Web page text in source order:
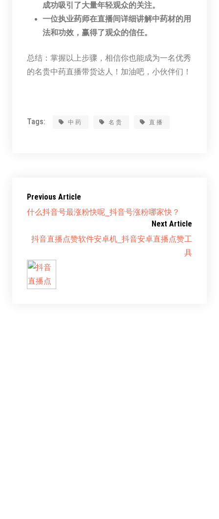
成功吸引了大量年轻观众的关注。
一位执业药师在直播间详细讲解中药材的用
法和功效，赢得了观众的信任。
总结：掌握以上步骤，相信你也能成为一名优秀
的名贵中药直播带货达人！加油吧，小伙伴们！
Tags: 中药 名贵 直播
Previous Article
什么抖音号最涨粉快呢_抖音号涨粉哪家快？
Next Article
抖音直播点赞软件安卓机_抖音安卓直播点赞工
具